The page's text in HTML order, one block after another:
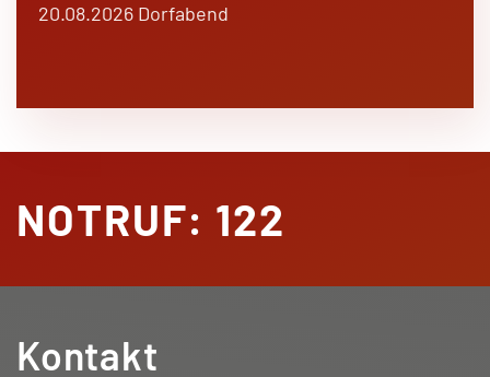
20.08.2026 Dorfabend
NOTRUF: 122
Kontakt